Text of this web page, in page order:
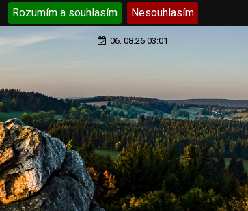
Rozumím a souhlasím Nesouhlasím
06. 08.26 03:01